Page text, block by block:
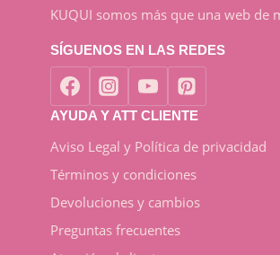
KUQUI somos más que una web
SÍGUENOS EN LAS REDES
AYUDA Y ATT CLIENTE
Aviso Legal y Política de privacidad
Términos y condiciones
Devoluciones y cambios
Preguntas frecuentes